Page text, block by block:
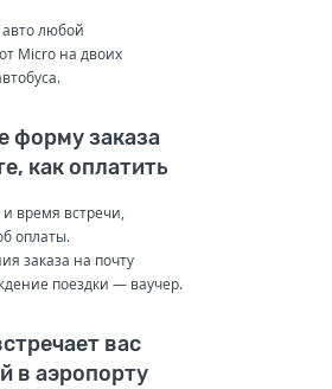
любой
Micro на двоих
форму заказа
как оплатить
время встречи,
оплаты.
заказа на почту
поездки — ваучер.
вас
в аэропорту